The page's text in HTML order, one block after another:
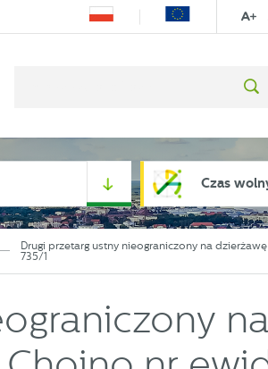
Czas
Drugi przetarg ustny nieograniczony na
735/1